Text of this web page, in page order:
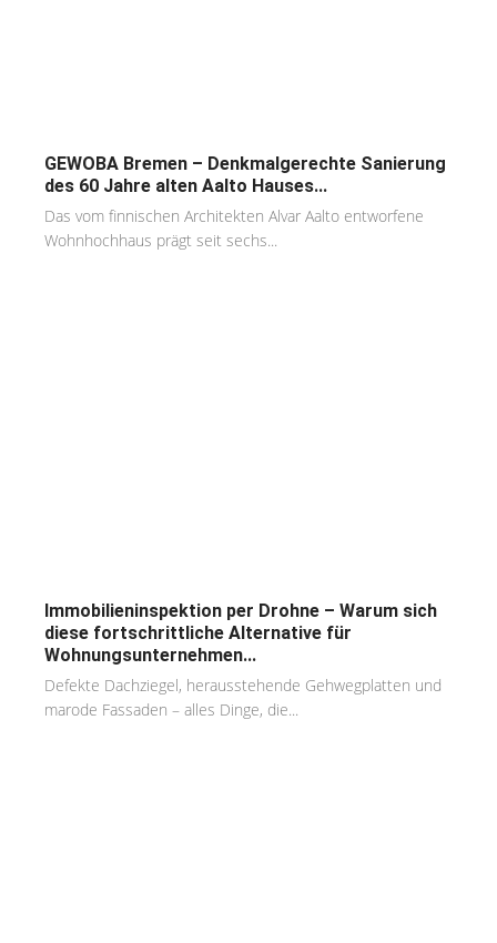
GEWOBA Bremen – Denkmalgerechte Sanierung
des 60 Jahre alten Aalto Hauses...
Das vom finnischen Architekten Alvar Aalto entworfene
Wohnhochhaus prägt seit sechs...
Immobilieninspektion per Drohne – Warum sich
diese fortschrittliche Alternative für
Wohnungsunternehmen...
Defekte Dachziegel, herausstehende Gehwegplatten und
marode Fassaden – alles Dinge, die...